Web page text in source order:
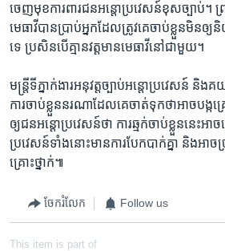
ចេញ​មុខ​ការពារ​ជន​អន្តោប្រវេសន៍​ខុស​ច្បាប់។ ព្
មេធាវី​បាន​ប្រាប់​អ្នក​ដែល​ត្រូវ​គេ​ចាប់​ខ្លួន​មិន​ឲ្យ​
ទេ ប្រសិនបើ​គ្មាន​វត្តមាន​មេធាវី​នៅ​ជាមួយ។
មន្ត្រី​ទីភ្នាក់ងារ​អនុវត្ត​ច្បាប់​អន្តោប្រវេសន៍ និង​
ការ​ចាប់​ខ្លួន​នរណា​ដែល​គេ​ចាត់ទុក​ថា​អាច​បង្ក​គ្
ឲ្យ​ជន​អន្តោប្រវេសន៍​ថា ការ​ឆ្មក់​ចាប់​ខ្លួន​នេះ​អាច​
ប្រវេសន៍​ទាំង​នោះ​មាន​ការ​បែកបាក់​គ្នា និង​អាច​
គ្រោះថ្នាក់៕
ចែករំលែក Follow us
This item is part of